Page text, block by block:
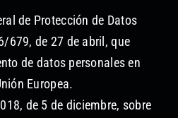
de Protección de Datos
679, de 27 de abril, que
de datos personales en
Europea.
de 5 de diciembre, sobre